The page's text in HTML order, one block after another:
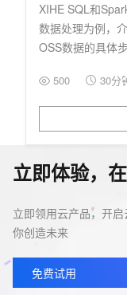
XIHE SQL和
数据处理为例，
OSS数据的具体步
500 30分
立即体验，
立即领用云产品，开
你创造未来
免费试用